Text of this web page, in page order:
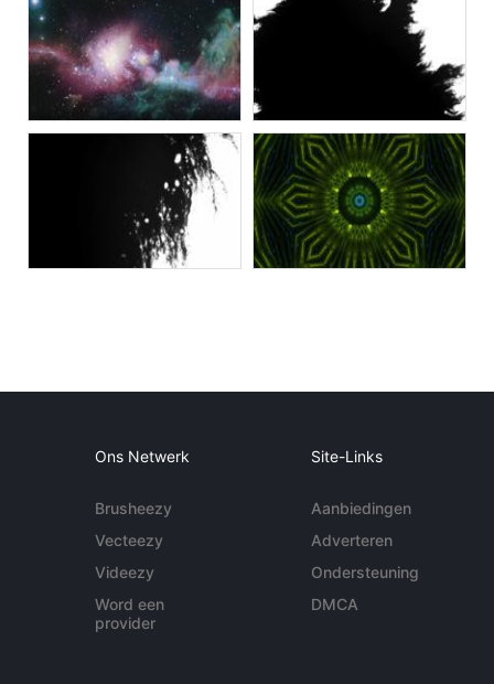
Ons Netwerk
Brusheezy
Vecteezy
Videezy
Word een
provider
Site-Links
Aanbiedingen
Adverteren
Ondersteuning
DMCA